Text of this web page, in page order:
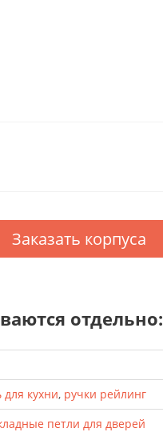
Заказать корпуса
отдельно:
кухни, ручки рейлинг
петли для дверей